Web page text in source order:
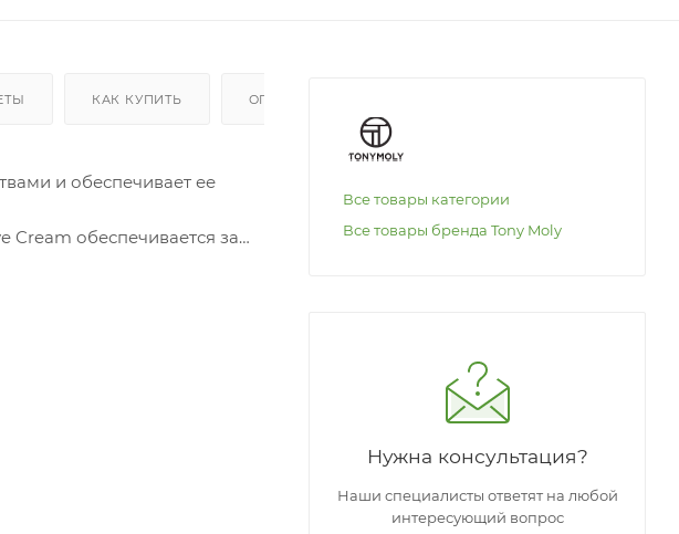
КАК КУПИТЬ ОПЛАТА
и обеспечивает ее
обеспечивается за
Все товары категории
Все товары бренда Tony Moly
Нужна консультация?
Наши специалисты ответят на любой
интересующий вопрос